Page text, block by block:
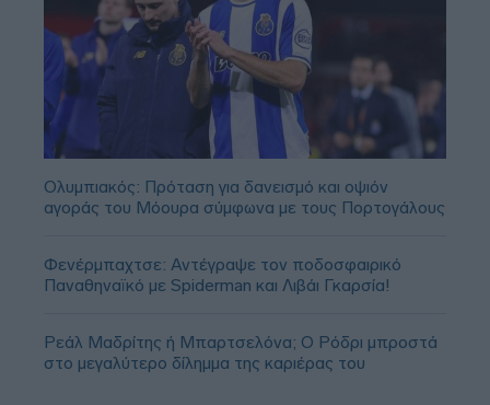
Ολυμπιακός: Πρόταση για δανεισμό και οψιόν
αγοράς του Μόουρα σύμφωνα με τους Πορτογάλους
Φενέρμπαχτσε: Αντέγραψε τον ποδοσφαιρικό
Παναθηναϊκό με Spiderman και Λιβάι Γκαρσία!
Ρεάλ Μαδρίτης ή Μπαρτσελόνα; Ο Ρόδρι μπροστά
στο μεγαλύτερο δίλημμα της καριέρας του